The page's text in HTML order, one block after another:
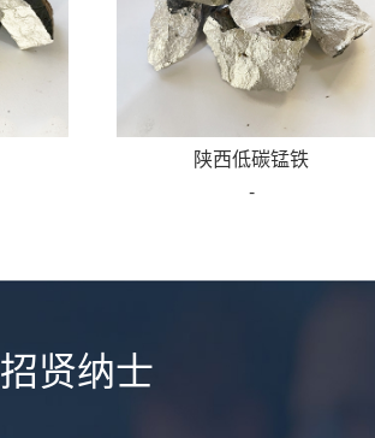
陕西低碳锰铁
-
招贤纳士